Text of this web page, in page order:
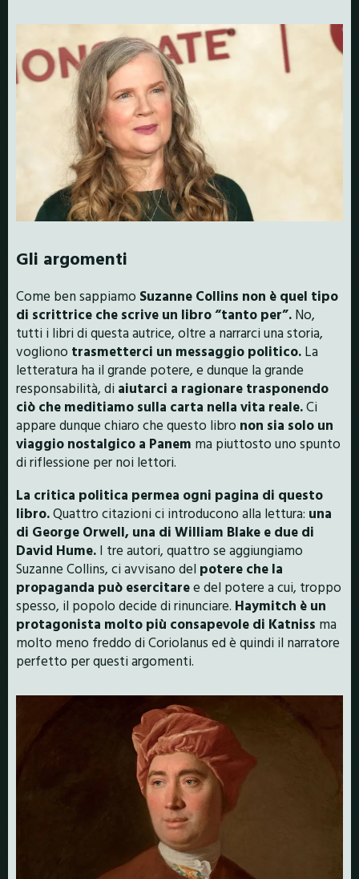
Gli argomenti
Come ben sappiamo Suzanne Collins non è quel tipo
di scrittrice che scrive un libro “tanto per”. No,
tutti i libri di questa autrice, oltre a narrarci una storia,
vogliono trasmetterci un messaggio politico. La
letteratura ha il grande potere, e dunque la grande
responsabilità, di aiutarci a ragionare trasponendo
ciò che meditiamo sulla carta nella vita reale.Ci
appare dunque chiaro che questo libro non sia solo un
viaggio nostalgico a Panem ma piuttosto uno spunto
di riflessione per noi lettori.
La critica politica permea ogni pagina di questo
libro.Quattro citazioni ci introducono alla lettura: una
di George Orwell, una di William Blake e due di
David Hume. I tre autori, quattro se aggiungiamo
Suzanne Collins, ci avvisano del potere che la
propaganda può esercitaree del potere a cui, troppo
spesso, il popolo decide di rinunciare. Haymitch è un
protagonista molto più consapevole di Katniss ma
molto meno freddo di Coriolanus ed è quindi il narratore
perfetto per questi argomenti.